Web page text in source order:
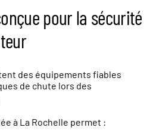
pour la sécurité
des équipements fiables
de chute lors des
à La Rochelle permet :